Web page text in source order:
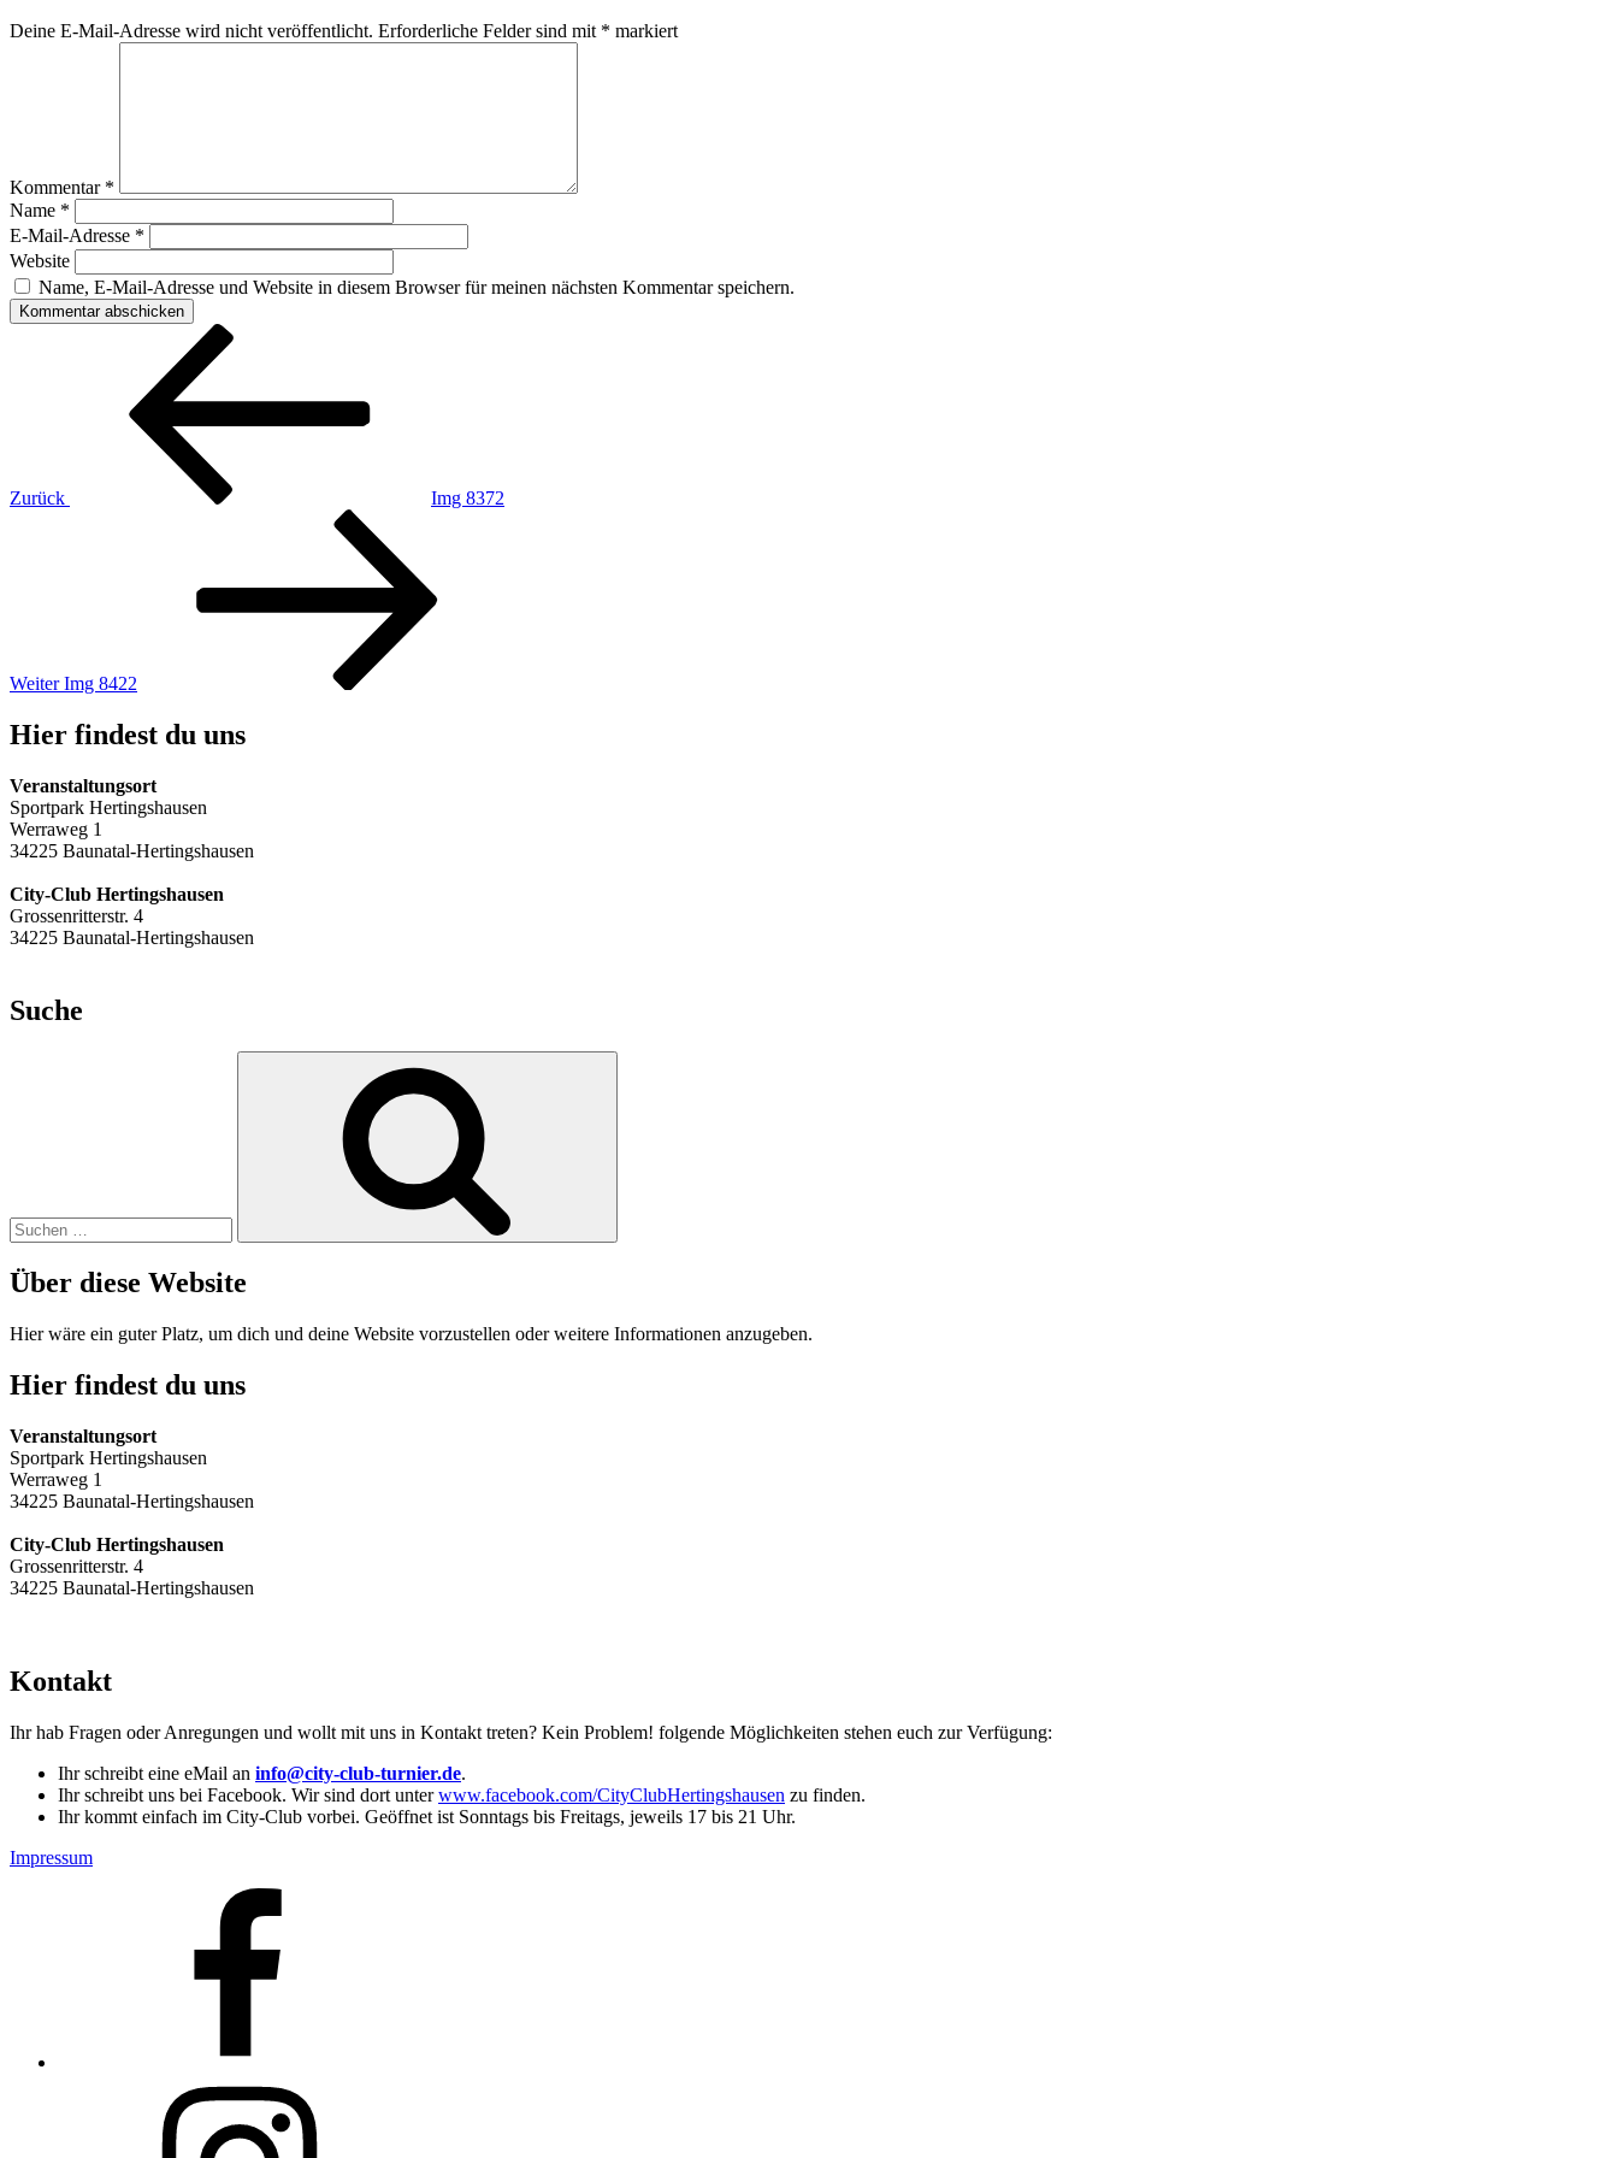
Deine E-Mail-Adresse wird nicht veröffentlicht. Erforderliche Felder sind mit * markiert
Kommentar *
Name *
E-Mail-Adresse *
Website
Name, E-Mail-Adresse und Website in diesem Browser für meinen nächsten Kommentar speichern.
Beitragsnavigation
Zurück
Img 8372
Weiter Img 8422
Hier findest du uns
Veranstaltungsort
Sportpark Hertingshausen
Werraweg 1
34225 Baunatal-Hertingshausen
City-Club Hertingshausen
Grossenritterstr. 4
34225 Baunatal-Hertingshausen
Suche
Über diese Website
Hier wäre ein guter Platz, um dich und deine Website vorzustellen oder weitere Informationen anzugeben.
Hier findest du uns
Veranstaltungsort
Sportpark Hertingshausen
Werraweg 1
34225 Baunatal-Hertingshausen
City-Club Hertingshausen
Grossenritterstr. 4
34225 Baunatal-Hertingshausen
Kontakt
Ihr hab Fragen oder Anregungen und wollt mit uns in Kontakt treten? Kein Problem! folgende Möglichkeiten stehen euch zur Verfügung:
Ihr schreibt eine eMail an info@city-club-turnier.de.
Ihr schreibt uns bei Facebook. Wir sind dort unterwww.facebook.com/CityClubHertingshausen zu finden.
Ihr kommt einfach im City-Club vorbei. Geöffnet ist Sonntags bis Freitags, jeweils 17 bis 21 Uhr.
Impressum